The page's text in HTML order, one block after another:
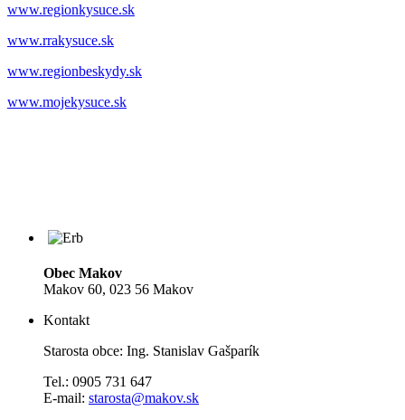
www.regionkysuce.sk
www.rrakysuce.sk
www.regionbeskydy.sk
www.mojekysuce.sk
Obec Makov
Makov 60, 023 56 Makov
Kontakt
Starosta obce: Ing. Stanislav Gašparík
Tel.: 0905 731 647
E-mail: starosta@makov.sk